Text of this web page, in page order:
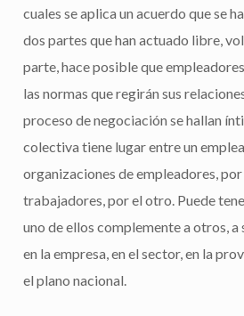
cuales se aplica un acuerdo que se
dos partes que han actuado libre,
parte, hace posible que
las normas que regirán sus
proceso de negociación se hallan
colectiva tiene lugar entre un
organizaciones de empleadores,
trabajadores, por el otro. Puede
uno de ellos complemente a otros, a
en la empresa, en el sector, en la
el plano nacional.